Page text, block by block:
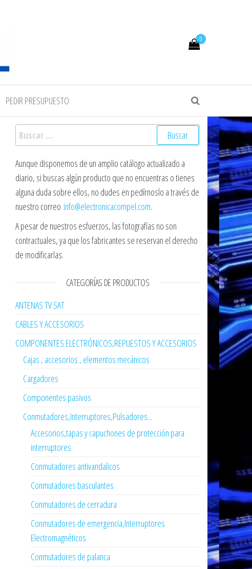
0
PEDIR PRESUPUESTO
Buscar:
Aunque disponemos de un amplio catálogo actualizado a
diario, si buscas algún producto que no encuentras o tienes
alguna duda sobre ellos, no dudes en pedírnoslo a través de
nuestro correo info@electronicacompel.com.
A pesar de nuestros esfuerzos, las fotografías no son
contractuales, ya que los fabricantes se reservan el derecho
de modificarlas.
CATEGORÍAS DE PRODUCTOS
ANTENAS TV SAT
CABLES Y ACCESORIOS
COMPONENTES ELECTRÓNICOS,REPUESTOS Y ACCESORIOS
Cajas , accesorios , elementos mecánicos
Cargadores
Componentes pasivos
Conmutadores,Interruptores,Pulsadores...
Accesorios,tapas y capuchones de protección para
interruptores
Conmutadores antivandalicos
Conmutadores basculantes
Conmutadores de cerradura
Conmutadores de emergencia,Interruptores
Electromagnéticos
Conmutadores de palanca